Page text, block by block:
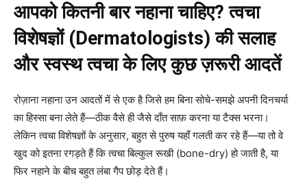
आपको कितनी बार नहाना चाहिए? त्वचा
विशेषज्ञों (Dermatologists) की सलाह
और स्वस्थ त्वचा के लिए कुछ ज़रूरी आदतें
रोज़ाना नहाना उन आदतों में से एक है जिसे हम बिना सोचे-समझे अपनी दिनचर्या
का हिस्सा बना लेते हैं—ठीक वैसे ही जैसे दाँत साफ़ करना या टैक्स भरना।
लेकिन त्वचा विशेषज्ञों के अनुसार, बहुत से पुरुष यहाँ गलती कर रहे हैं—या तो वे
खुद को इतना रगड़ते हैं कि त्वचा बिल्कुल रूखी (bone-dry) हो जाती है, या
फिर नहाने के बीच बहुत लंबा गैप छोड़ देते हैं।